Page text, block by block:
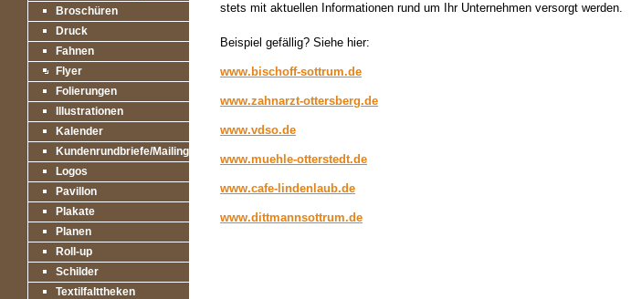
Broschüren
Druck
Fahnen
Flyer
Folierungen
Illustrationen
Kalender
Kundenrundbriefe/Mailings
Logos
Pavillon
Plakate
Planen
Roll-up
Schilder
Textilfalttheken
stets mit aktuellen Informationen rund um Ihr Unternehmen versorgt werden.
Beispiel gefällig? Siehe hier:
www.bischoff-sottrum.de
www.zahnarzt-ottersberg.de
www.vdso.de
www.muehle-otterstedt.de
www.cafe-lindenlaub.de
www.dittmannsottrum.de